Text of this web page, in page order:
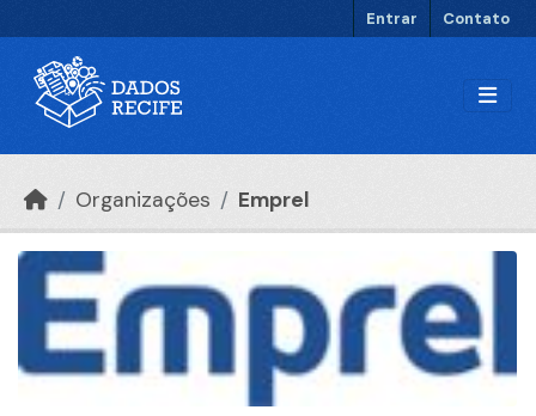
Entrar Contato
Organizações Emprel